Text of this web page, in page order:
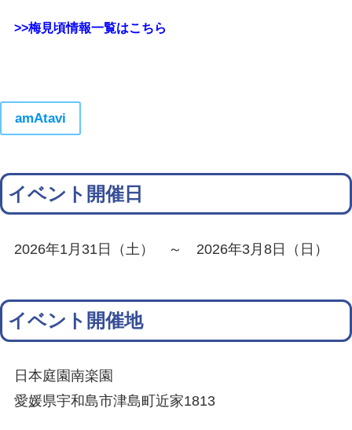
>>梅見頃情報一覧はこちら
amAtavi
イベント開催日
2026年1月31日（土） ～ 2026年3月8日（日）
イベント開催地
日本庭園南楽園
愛媛県宇和島市津島町近家1813